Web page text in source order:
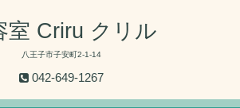
室 Criru クリル
八王子市子安町2-1-14
042-649-1267